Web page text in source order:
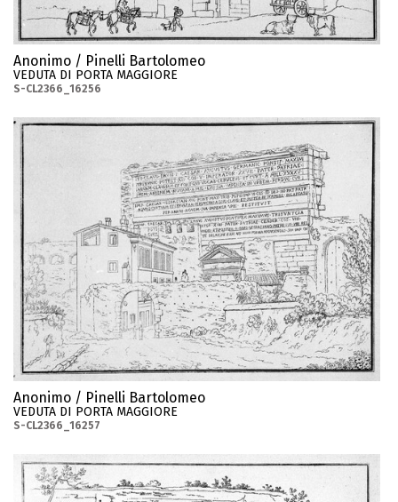
Anonimo / Pinelli Bartolomeo
VEDUTA DI PORTA MAGGIORE
S-CL2366_16256
Anonimo / Pinelli Bartolomeo
VEDUTA DI PORTA MAGGIORE
S-CL2366_16257